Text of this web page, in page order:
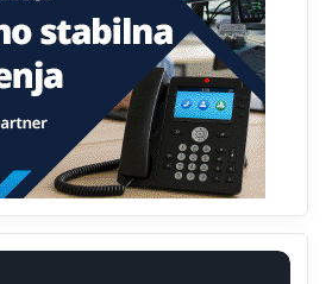
se umjesto dosadašnjeg znaka "X"
kandidata mora u potpunosti
je isključivo zbog tehničkih
11:45
opravdan strah, posebno kada
osobe sa slabijim vidom ili